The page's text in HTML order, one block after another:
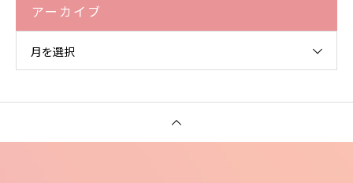
アーカイブ
月を選択